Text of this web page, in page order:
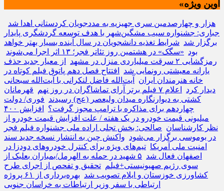
آوین ویژه»
هزار و چهارصدمین سری جهیزیه به مددجویان کردستانی اهدا شد
جباری: جشنواره سیب مشگین‌شهر با هدف توسعه گردشگری پایدار
برگزار شد شرایط تغذیه دانشجویان در سال آینده بسیار بهتر خواهد
بود «سگک» در هشتمین روز تئاتر فجر؛ ۱۳ اثر اجرا می‌شوند
رمزگشایی ۲ سرقت میلیاردی منزل در مشهد
از معیار جدید حذف
یارانه معیشتی رونمایی شد
افتتاح فصل دهم پاتوق فیلم کوتاه در
خانه هنرمندان ایران
آیت‌الله فاضل لنکرانی با آیت‌الله سبحانی
دیدار کرد
اعلام ۷ فیلم برتر آرای تماشاگران در روز نهم
قهرمانان
کشتی به دیوارنگاره میدان ولیعصر (عج) رسیدند فوری/ دولت
چهاردهم برای مذاکره با ترامپ مجوز گرفت؟
افزایش ۴۰۰
میلیونی قیمت خودرو در یک هفته / علت افزایش قیمت خودرو از
نظر کارشناسان صالحی: بخش تجلی اراده ملی جشنواره فیلم فجر
در بوموسی برگزار می‌شود واکنش چین به انتشار نسخه جدید سند
امنیت ملی آمریکا تیم‌های ویژه برای کنترل خودروهای دودزا در
اصفهان فعال شد
۵ شهید در حمله به الهرمل/بمباران بعلبک از
سوی رژیم صهیونیستی+فیلم تحقیق و تفحص از اجرای طرح
کشاورزی خوزستان و ایلام تصویب شد
بهره‌برداری از ۶۱ پروژه
ارتباطی با سفر وزیر ارتباطات به خراسان جنوبی